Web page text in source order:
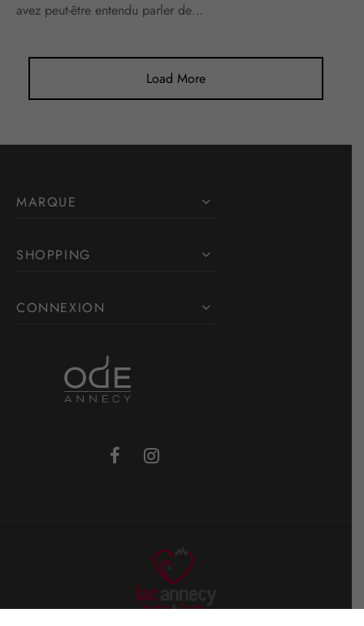
avez peut-être entendu parler de…
Load More
MARQUE
SHOPPING
CONNEXION